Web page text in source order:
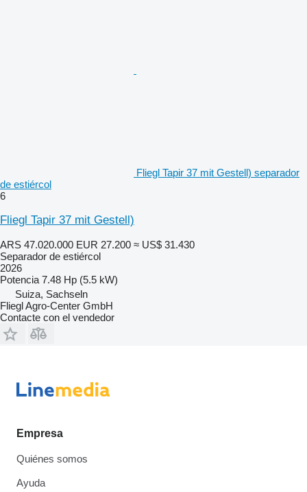
Fliegl Tapir 37 mit Gestell) separador
de estiércol
6
Fliegl Tapir 37 mit Gestell)
ARS 47.020.000 EUR 27.200 ≈ US$ 31.430
Separador de estiércol
2026
Potencia 7.48 Hp (5.5 kW)
Suiza, Sachseln
Fliegl Agro-Center GmbH
Contacte con el vendedor
Empresa
Quiénes somos
Ayuda